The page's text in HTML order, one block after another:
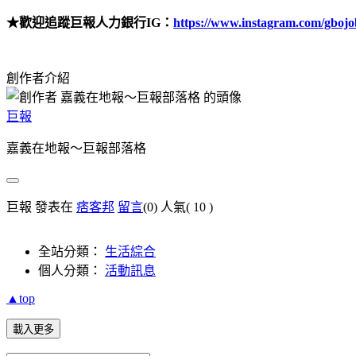
★歡迎追蹤巨報人力銀行IG ： https://www.instagram.com/
創作者介紹
巨報
嘉義在地報～巨報部落格
巨報 發表在 痞客邦 留言(0) 人氣( 10 )
全站分類： 生活綜合
個人分類： 活動訊息
▲top
載入更多